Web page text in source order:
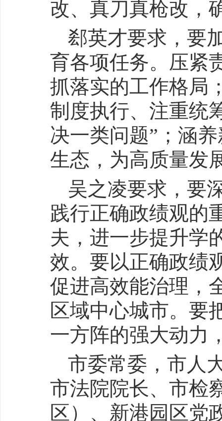
改、真刀真枪改，
郄英才要求，要
育各项任务。压紧
抓落实的工作格局
制度执行、注重统
决一类问题”；涵
生态，为高质量发
吴之凌要求，要
践行正确政绩观的
夫，进一步提升学
效。要以正确政绩
促进高效能治理，
区域中心城市。要
一方阵的强大动力
市委常委，市人
市法院院长、市检
区）、新港园区党